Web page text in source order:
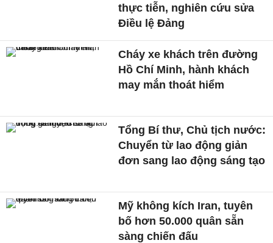
thực tiễn, nghiên cứu sửa
Điều lệ Đảng
Cháy xe khách trên đường
Hồ Chí Minh, hành khách
may mắn thoát hiểm
Tổng Bí thư, Chủ tịch nước:
Chuyển từ lao động giản
đơn sang lao động sáng tạo
Mỹ không kích Iran, tuyên
bố hơn 50.000 quân sẵn
sàng chiến đấu